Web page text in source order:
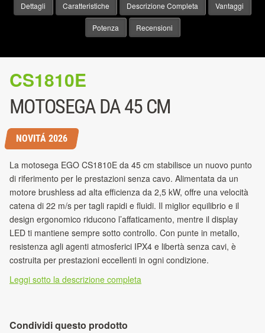
Dettagli Caratteristiche Descrizione Completa Vantaggi
Potenza Recensioni
CS1810E
MOTOSEGA DA 45 CM
NOVITÁ 2026
La motosega EGO CS1810E da 45 cm stabilisce un nuovo punto
di riferimento per le prestazioni senza cavo. Alimentata da un
motore brushless ad alta efficienza da 2,5 kW, offre una velocità
catena di 22 m/s per tagli rapidi e fluidi. Il miglior equilibrio e il
design ergonomico riducono l’affaticamento, mentre il display
LED ti mantiene sempre sotto controllo. Con punte in metallo,
resistenza agli agenti atmosferici IPX4 e libertà senza cavi, è
costruita per prestazioni eccellenti in ogni condizione.
Leggi sotto la descrizione completa
Condividi questo prodotto